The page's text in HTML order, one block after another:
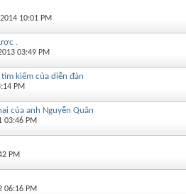
10:01 PM
.
03:49 PM
kiếm của diễn đàn
PM
của anh Nguyễn Quân
03:46 PM
PM
06:16 PM